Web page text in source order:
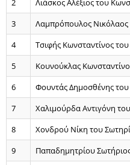
2
Λιάσκος Αλέξιος του
3
Λαμπρόπουλος Νικόλαος
4
Τσιφής Κωνσταντίνος
5
Κουνούκλας
6
Φουντάς Δημοσθένης
7
Χαλιμούρδα Αντιγόνη
8
Χονδρού Νίκη του
9
Παπαδημητρίου